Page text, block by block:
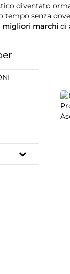
diventato
tempo senza
migliori marchi di